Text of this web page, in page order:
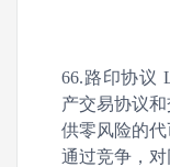
66.路印协议
产交易协议
供零风险的
通过竞争，